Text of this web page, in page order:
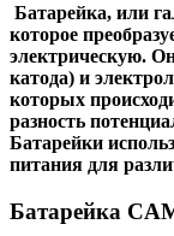
Батарейка, или
которое
электрическую.
катода) и
которых
разность
Батарейки
питания для
Батарейка